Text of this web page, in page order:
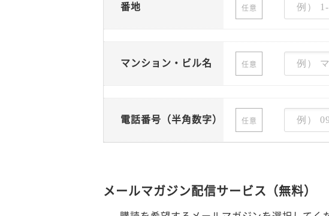
番地 任意
マンション・ビル名 任意
電話番号（半角数字） 任意
メールマガジン配信サービス（無料）